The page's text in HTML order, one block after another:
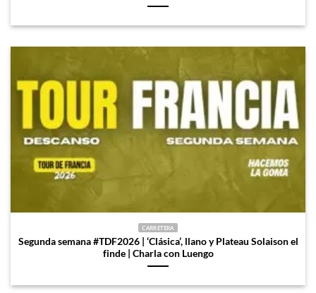
CARRETERA
Segunda semana #TDF2026 | ‘Clásica’, llano y Plateau Solaison el
finde | Charla con Luengo